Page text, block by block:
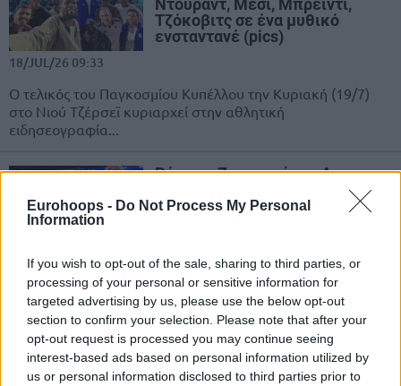
Eurohoops - Do Not Process My Personal
Information
If you wish to opt-out of the sale, sharing to third parties, or
processing of your personal or sensitive information for
targeted advertising by us, please use the below opt-out
section to confirm your selection. Please note that after your
opt-out request is processed you may continue seeing
interest-based ads based on personal information utilized by
us or personal information disclosed to third parties prior to
Ντουράντ, Μέσι, Μπρέιντι,
Τζόκοβιτς σε ένα μυθικό
ενσταντανέ (pics)
18/JUL/26 09:33
Ο τελικός του Παγκοσμίου Κυπέλλου την Κυριακή (19/7)
στο Νιού Τζέρσεϊ κυριαρχεί στην αθλητική
ειδησεογραφία...
Ρόκετς: Ζωντανοί στο Λος
Άντζελες, μείωσαν σε 2-3 χωρίς
Ντουράντ και πάλι
Οι Ρόκετς δεν τα παράτησαν μετά την αδιανόητη ήττα τους
στο Game 3 και με 99-93 έμειναν ζωντανοί μέσα...
Ολυμπιακός – Μονακό: Η
αλησμόνητη σειρά του 2022 & ο
Ντουράντ που… έπαθε πλάκα
με την ατμόσφαιρα στο ΣΕΦ